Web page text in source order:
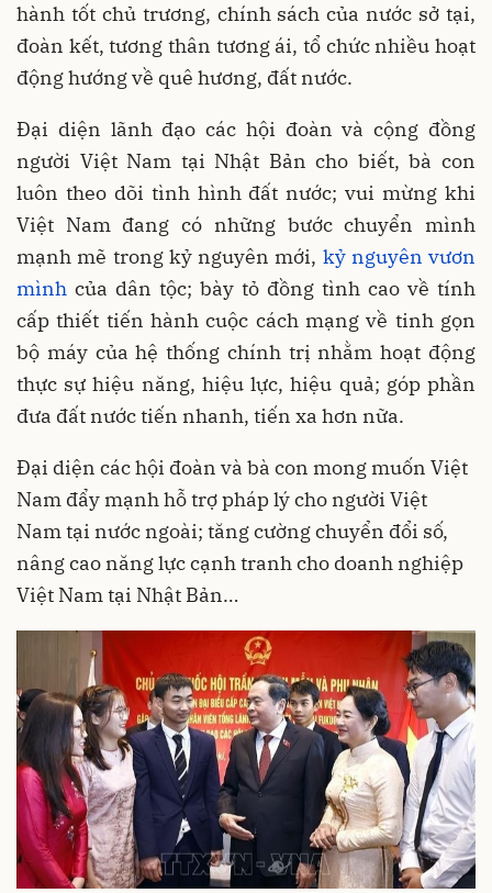
hành tốt chủ trương, chính sách của nước sở tại,
đoàn kết, tương thân tương ái, tổ chức nhiều hoạt
động hướng về quê hương, đất nước.
Đại diện lãnh đạo các hội đoàn và cộng đồng
người Việt Nam tại Nhật Bản cho biết, bà con
luôn theo dõi tình hình đất nước; vui mừng khi
Việt Nam đang có những bước chuyển mình
mạnh mẽ trong kỷ nguyên mới, kỷ nguyên vươn
mình của dân tộc; bày tỏ đồng tình cao về tính
cấp thiết tiến hành cuộc cách mạng về tinh gọn
bộ máy của hệ thống chính trị nhằm hoạt động
thực sự hiệu năng, hiệu lực, hiệu quả; góp phần
đưa đất nước tiến nhanh, tiến xa hơn nữa.
Đại diện các hội đoàn và bà con mong muốn Việt
Nam đẩy mạnh hỗ trợ pháp lý cho người Việt
Nam tại nước ngoài; tăng cường chuyển đổi số,
nâng cao năng lực cạnh tranh cho doanh nghiệp
Việt Nam tại Nhật Bản…